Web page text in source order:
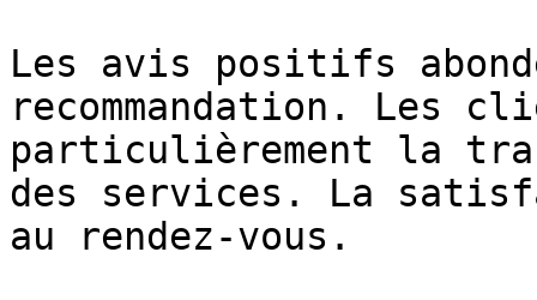
Les avis positifs
recommandation. Les
particulièrement la
des services. La
au rendez-vous.